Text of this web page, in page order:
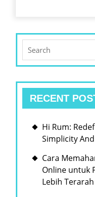
for:
RECENT
Hi Rum:
Simplicity
Cara
Online untuk
Lebih Terarah